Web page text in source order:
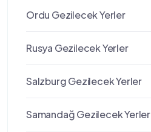
Ordu Gezilecek Yerler
Rusya Gezilecek Yerler
Salzburg Gezilecek Yerler
Samandağ Gezilecek Yerler